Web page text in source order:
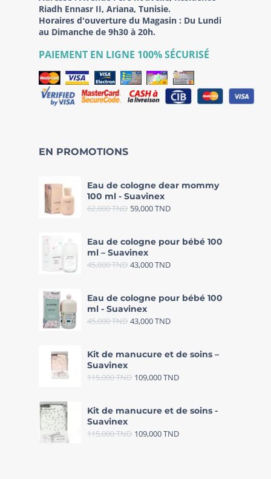
Riadh Ennasr II, Ariana, Tunisie.
Horaires d'ouverture du Magasin : Du Lundi
au Dimanche de 9h30 à 20h.
PAIEMENT EN LIGNE 100% SÉCURISÉ
EN PROMOTIONS
Eau de cologne dear mommy
100 ml - Suavinex
62,000TND 59,000TND
Eau de cologne pour bébé 100
ml – Suavinex
45,000TND 43,000TND
Eau de cologne pour bébé 100
ml - Suavinex
45,000TND 43,000TND
Kit de manucure et de soins –
Suavinex
115,000TND 109,000TND
Kit de manucure et de soins -
Suavinex
115,000TND 109,000TND